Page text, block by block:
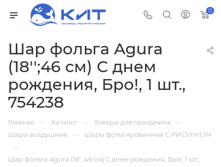
0
Шар фольга Agura
(18'';46 см) С днем
рождения, Бро!, 1 шт.,
754238
Главная — Каталог — Товары для праздника —
Шары воздушные — Шары фольгированные С РИСУНКОМ
—
Шар фольга Agura (18'';46 см) С днем рождения, Бро!, 1 шт.,